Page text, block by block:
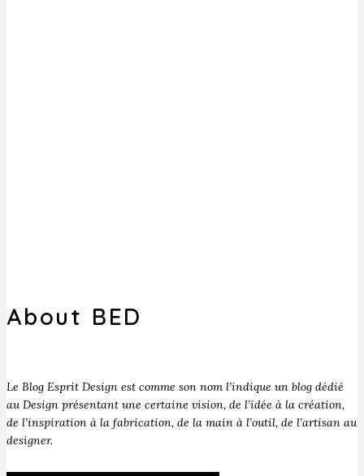
About BED
Le Blog Esprit Design est comme son nom l’indique un blog dédié
au Design présentant une certaine vision, de l’idée à la création,
de l’inspiration à la fabrication, de la main à l’outil, de l’artisan au
designer.